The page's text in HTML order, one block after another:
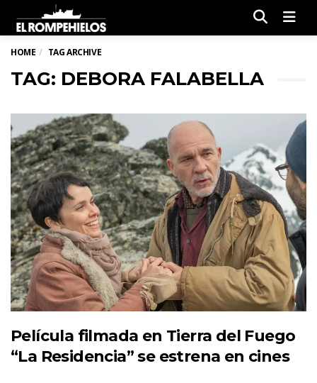
HOME TAG ARCHIVE
TAG: DEBORA FALABELLA
Película filmada en Tierra del Fuego
“La Residencia” se estrena en cines